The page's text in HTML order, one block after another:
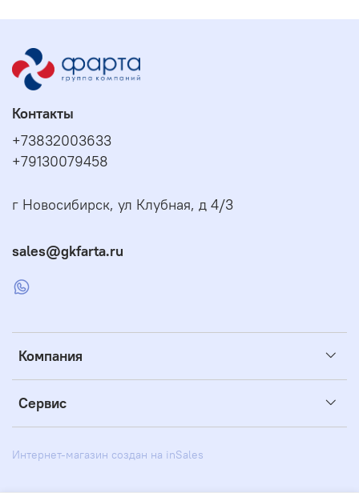
Компания
Сервис
Контакты
+73832003633
+79130079458
г Новосибирск, ул Клубная, д 4/3
sales@gkfarta.ru
Интернет-магазин создан на inSales